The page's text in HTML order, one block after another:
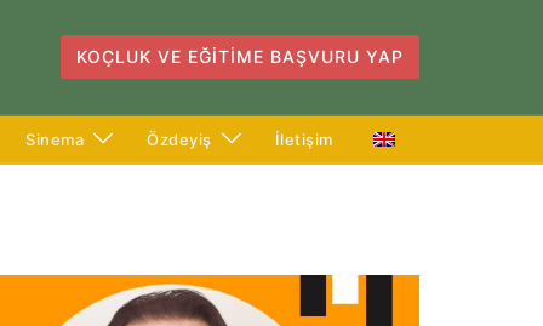
KOÇLUK VE EĞITIME BAŞVURU YAP
Sinema Özdeyiş İletişim